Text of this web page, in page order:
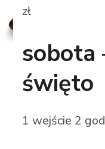
zł
sobota
święto
1 wejście 2